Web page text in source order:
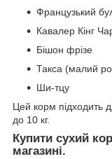
Французький
Кавалер Кінг
Бішон фрізе
Такса (малий
Ши-тцу
Цей корм підходить
до 10 кг.
Купити сухий
магазині.